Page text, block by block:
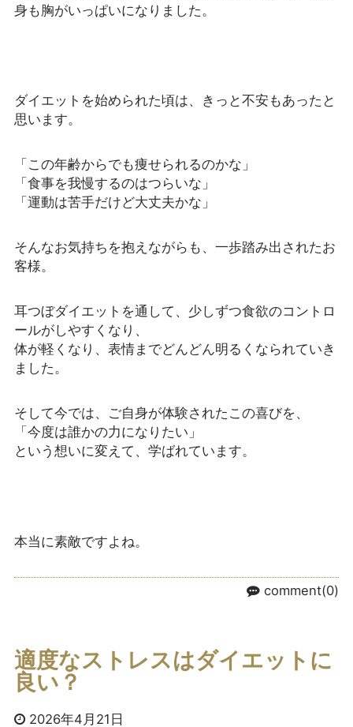
身も胸がいっぱいになりました。
ダイエットを始められた頃は、きっと不安もあったと
思います。
「この年齢からでも痩せられるのかな」
「食事を我慢するのはつらいな」
「運動は苦手だけど大丈夫かな」
そんなお気持ちを抱えながらも、一歩踏み出されたお
客様。
耳つぼダイエットを通して、少しずつ食欲のコントロ
ールがしやすくなり、
体が軽くなり、表情までどんどん明るくなられていき
ました。
そして今では、ご自身が体験されたこの喜びを、
「今度は誰かの力になりたい」
という想いに変えて、学ばれています。
本当に素敵ですよね。
comment(0)
適度なストレスはダイエットに
良い？
2026年4月21日